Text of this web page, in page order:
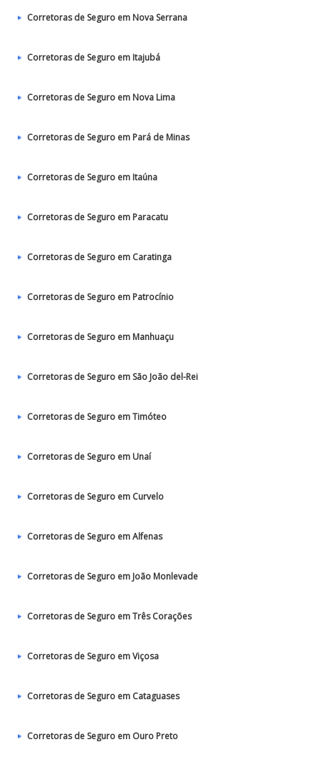
Corretoras de Seguro em Nova Serrana
Corretoras de Seguro em Itajubá
Corretoras de Seguro em Nova Lima
Corretoras de Seguro em Pará de Minas
Corretoras de Seguro em Itaúna
Corretoras de Seguro em Paracatu
Corretoras de Seguro em Caratinga
Corretoras de Seguro em Patrocínio
Corretoras de Seguro em Manhuaçu
Corretoras de Seguro em São João del-Rei
Corretoras de Seguro em Timóteo
Corretoras de Seguro em Unaí
Corretoras de Seguro em Curvelo
Corretoras de Seguro em Alfenas
Corretoras de Seguro em João Monlevade
Corretoras de Seguro em Três Corações
Corretoras de Seguro em Viçosa
Corretoras de Seguro em Cataguases
Corretoras de Seguro em Ouro Preto